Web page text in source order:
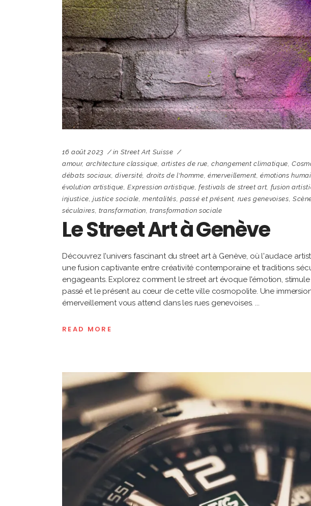
16 août 2023 in Street Art Suisse
amour, architecture classique ,artistes de rue ,changement climatique ,
débats sociaux ,diversité droits de l'homme émerveillement ,émotions
évolution artistique ,Expression artistique ,festivals de street art fusion
injustice ,justice sociale ,mentalités ,passé et présent rues genevoises
séculaires transformation ,transformation sociale
Le Street Art à Genève
Découvrez l'univers fascinant du street art à Genève, où l'audace
une fusion captivante entre créativité contemporaine et traditions
engageants. Explorez comment le street art évoque l'émotion,
passé et le présent au cœur de cette ville cosmopolite. Une
émerveillement vous attend dans les rues genevoises.
READ MORE